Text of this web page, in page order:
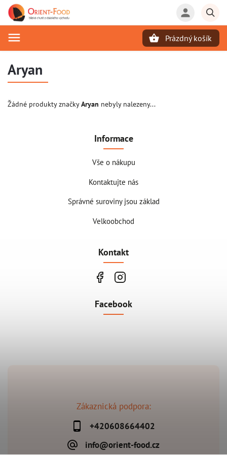
Prázdný košík
Aryan
Žádné produkty značkyAryan nebyly nalezeny...
Zákaznická podpora:
+420608664402
info@orient-food.cz
Informace
Vše o nákupu
Kontaktujte nás
Správné suroviny jsou základ
Velkoobchod
Kontakt
Facebook